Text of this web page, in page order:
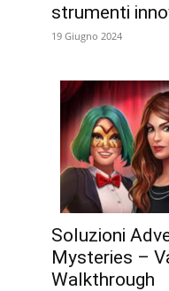
strumenti
19 Giugno 2024
Soluzioni
Mysteries –
Walkthrough